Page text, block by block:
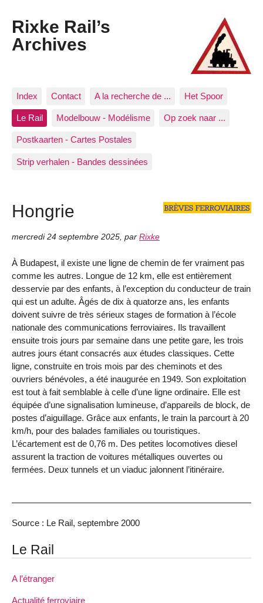
Rixke Rail’s
Archives
Index Contact A la recherche de ... Het Spoor
Le Rail Modelbouw - Modélisme Op zoek naar ...
Postkaarten - Cartes Postales
Strip verhalen - Bandes dessinées
Hongrie
mercredi 24 septembre 2025, par Rixke
À Budapest, il existe une ligne de chemin de fer vraiment pas
comme les autres. Longue de 12 km, elle est entièrement
desservie par des enfants, à l’exception du conducteur de train
qui est un adulte. Âgés de dix à quatorze ans, les enfants
doivent suivre de très sérieux stages de formation à l’école
nationale des communications ferroviaires. Ils travaillent
ensuite trois jours par semaine dans une petite gare, les trois
autres jours étant consacrés aux études classiques. Cette
ligne, construite en trois mois par des cheminots et des
ouvriers bénévoles, a été inaugurée en 1949. Son exploitation
est tout à fait semblable à celle d’une ligne ordinaire. Elle est
équipée d’une signalisation lumineuse, d’appareils de block, de
postes d’aiguillage. Grâce aux enfants, le train la parcourt à 20
km/h, pour des balades familiales ou touristiques.
L’écartement est de 0,76 m. Des petites locomotives diesel
assurent la traction de voitures métalliques ouvertes ou
fermées. Deux tunnels et un viaduc jalonnent l’itinéraire.
Source : Le Rail, septembre 2000
Le Rail
A l’étranger
Actualité ferroviaire